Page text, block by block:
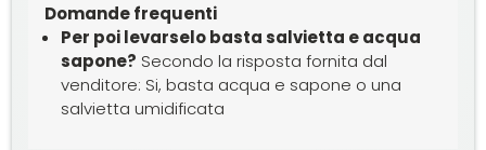
Domande frequenti
Per poi levarselo basta salvietta e acqua
sapone? Secondo la risposta fornita dal
venditore: Si, basta acqua e sapone o una
salvietta umidificata